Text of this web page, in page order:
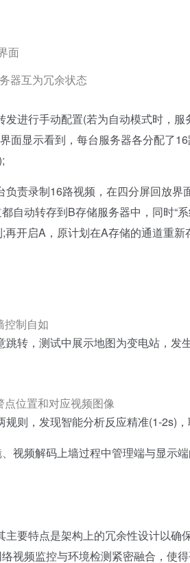
面
器互为冗余状态
进行手动配置(若为自动模式时，服
面显示看到，每台服务器各分配了
责录制16路视频，在四分屏回放界
自动转存到B存储服务器中，同时“
开启A，原计划在A存储的通道重
控制自如
转，测试中展示地图为变电站，发
位置和对应视频图像
则，发现智能分析反应精准(1-2s)，
频解码上墙过程中管理端与显示
要特点是架构上的冗余性设计以确
视频监控与环境检测紧密融合，使